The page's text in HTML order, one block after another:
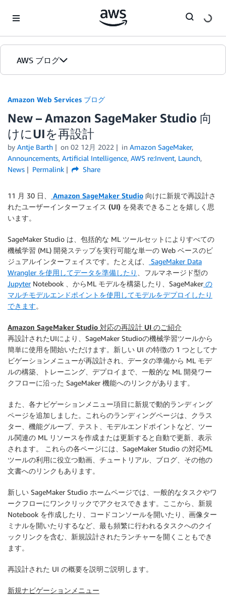
AWS ブログ
カテゴリ
エディション
Amazon Web Services ブログ
New – Amazon SageMaker Studio 向
けにUIを再設計
by Antje Barth on 02 12月 2022 in Amazon SageMaker,
Announcements, Artificial Intelligence, AWS re:Invent, Launch,
News
Permalink Share
11 月 30 日、 Amazon SageMaker Studio 向けに新規で再設計さ
れたユーザーインターフェイス (UI) を発表できることを嬉しく思
います。
SageMaker Studio は、包括的な ML ツールセットによりすべての
機械学習 (ML) 開発ステップを実行可能な単一の Web ベースのビ
ジュアルインターフェイスです。たとえば、
SageMaker Data
Wrangler を使用してデータを準備したり
、フルマネージド型の
JupyterNotebook 、からML モデルを構築したり、SageMaker の
マルチモデルエンドポイントを使用してモデルをデプロイしたり
できます。
Amazon SageMaker Studio 対応の再設計 UI のご紹介
再設計されたUIにより、SageMaker Studioの機械学習ツールから
簡単に使用を開始いただけます。新しい UI の特徴の 1 つとしてナ
ビゲーションメニューが再設計され、データの準備から ML モデ
ルの構築、トレーニング、デプロイまで、一般的な ML 開発ワー
クフローに沿った SageMaker 機能へのリンクがあります。
また、各ナビゲーションメニュー項目に新規で動的ランディング
ページを追加しました。これらのランディングページは、クラス
ター、機能グループ、テスト、モデルエンドポイントなど、ツー
ル関連の ML リソースを作成または更新すると自動で更新、表示
されます。 これらの各ページには、SageMaker Studio の対応ML
ツールの利用に役立つ動画、チュートリアル、ブログ、その他の
文書へのリンクもあります。
新しい SageMaker Studio ホームページでは、一般的なタスクやワ
ークフローにワンクリックでアクセスできます。ここから、新規
Notebook を作成したり、コードコンソールを開いたり、画像ター
ミナルを開いたりするなど、最も頻繁に行われるタスクへのクイ
ックリンクを含む、新規設計されたランチャーを開くこともでき
ます。
再設計された UI の概要を説明ご説明します。
新規ナビゲーションメニュー